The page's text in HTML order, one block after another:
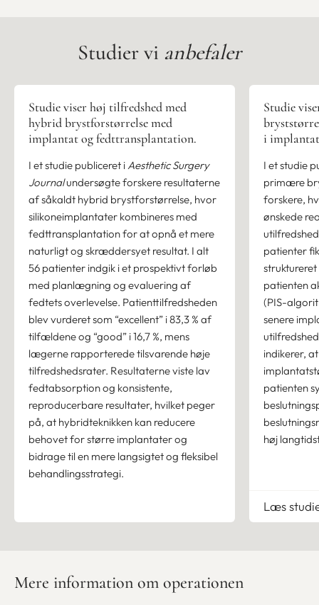
Studier vi anbefaler
Studie viser høj tilfredshed med
hybrid brystforstørrelse med
implantat og fedttransplantation.
I et studie publiceret iAesthetic Surgery
Journalundersøgte forskere resultaterne
af såkaldt hybrid brystforstørrelse, hvor
silikoneimplantater kombineres med
fedttransplantation for at opnå et mere
naturligt og skræddersyet resultat. I alt
56 patienter indgik i et prospektivt forløb
med planlægning og evaluering af
fedtets overlevelse. Patienttilfredsheden
blev vurderet som “excellent” i 83,3 % af
tilfældene og “good” i 16,7 %, mens
lægerne rapporterede tilsvarende høje
tilfredshedsrater. Resultaterne viste lav
fedtabsorption og konsistente,
reproducerbare resultater, hvilket peger
på, at hybridteknikken kan reducere
behovet for større implantater og
bidrage til en mere langsigtet og fleksibel
behandlingsstrategi.
Studie
i
I et studie
primære
forskere,
ønskede
patienter
patienten
(PIS-
senere
indikerer,
patienten
høj
Læs
Mere information om operationen